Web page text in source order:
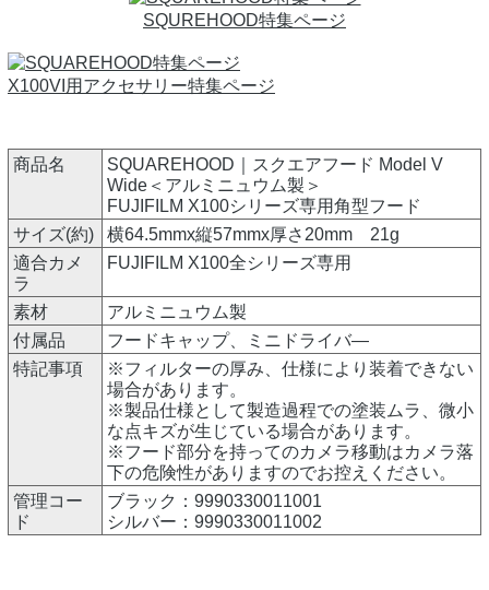
SQUREHOOD特集ページ
X100VI用アクセサリー特集ページ
商品名
SQUAREHOOD｜スクエアフード Model V
Wide＜アルミニュウム製＞
FUJIFILM X100シリーズ専用角型フード
サイズ(約)
横64.5mmx縦57mmx厚さ20mm 21g
適合カメ
ラ
FUJIFILM X100全シリーズ専用
素材
アルミニュウム製
付属品
フードキャップ、ミニドライバ―
特記事項
※フィルターの厚み、仕様により装着できない
場合があります。
※製品仕様として製造過程での塗装ムラ、微小
な点キズが生じている場合があります。
※フード部分を持ってのカメラ移動はカメラ落
下の危険性がありますのでお控えください。
管理コー
ド
ブラック：9990330011001
シルバー：9990330011002